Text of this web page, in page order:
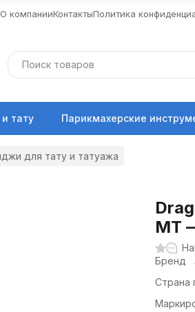
О компанииКонтактыПолитика
тату Парикмахерские
для тату и татуажа
MT
Бренд
Страна